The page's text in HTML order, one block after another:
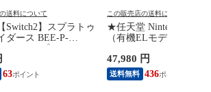
送料について
Switch2】スプラトゥ
ダース BEE-P-
【返品種別B】
63
この販売店の送料について
★任天堂 Nintendo
（有機ELモデル）【
KAAAA NSWホンタイ
ト ユウキELモデル 【
別B】
47,980 円
送料無料 436